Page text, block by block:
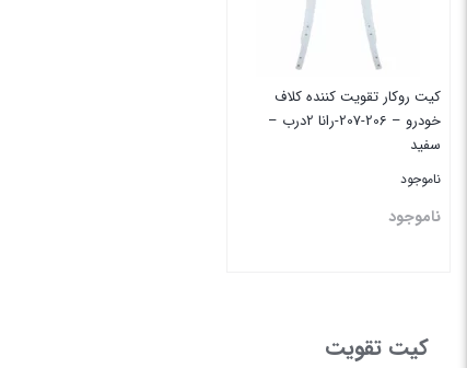
کیت روکار تقویت کننده کلاف
خودرو – 206-207-رانا 2درب –
سفید
ناموجود
ناموجود
کیت تقویت